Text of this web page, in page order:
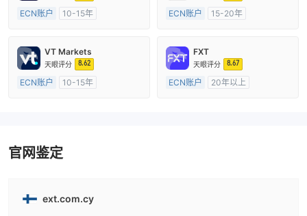
ECN账户
10-15年
主标MT4
ECN账户
15-20年
主标MT4
VT Markets
天眼评分 8.62
ECN账户
10-15年
FXT
天眼评分 8.67
ECN账户
20年以上
官网鉴定
ext.com.cy